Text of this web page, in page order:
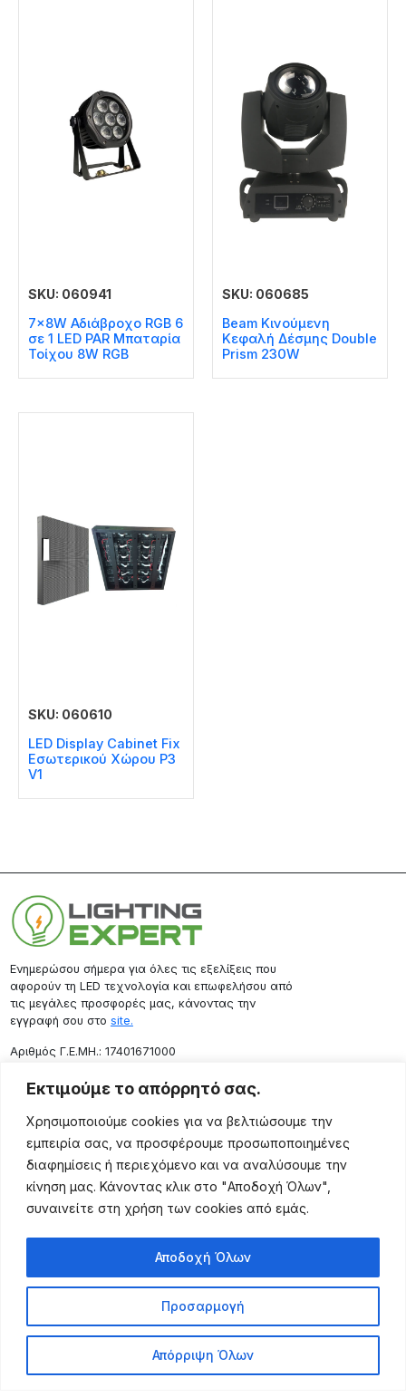
Εκτιμούμε το απόρρητό σας.
Χρησιμοποιούμε cookies για να βελτιώσουμε την
εμπειρία σας, να προσφέρουμε προσωποποιημένες
διαφημίσεις ή περιεχόμενο και να αναλύσουμε την
κίνηση μας. Κάνοντας κλικ στο "Αποδοχή Όλων",
συναινείτε στη χρήση των cookies από εμάς.
Προσαρμογή
Απόρριψη Όλων
Αποδοχή Όλων
SKU: 060941
7x8W Αδιάβροχο RGB 6
σε 1 LED PAR Μπαταρία
Τοίχου 8W RGB
SKU: 060685
Beam Κινούμενη
Κεφαλή Δέσμης Double
Prism 230W
SKU: 060610
LED Display Cabinet Fix
Εσωτερικού Χώρου P3
V1
Ενημερώσου σήμερα για όλες τις εξελίξεις που
αφορούν τη LED τεχνολογία και επωφελήσου από
τις μεγάλες προσφορές μας, κάνοντας την
εγγραφή σου στο site.
Aριθμός Γ.Ε.ΜΗ.: 17401671000
Επικοινωνία
Ρόδου 133, Αθήνα 10443
(+30) 211 725 5427
sales@lightingexpert.gr
Χρήσιμες Σελίδες
Προϊόντα
Τρόποι Αποστολής